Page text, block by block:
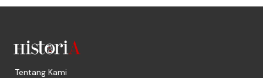
Tentang Kami